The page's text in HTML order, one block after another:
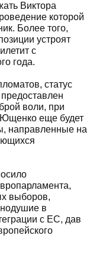
Виктора
которой
Более того,
устроят
с
года.
статус
воли, при
Ющенко еще будет
направленные на
выборов,
в
с ЕС, дав